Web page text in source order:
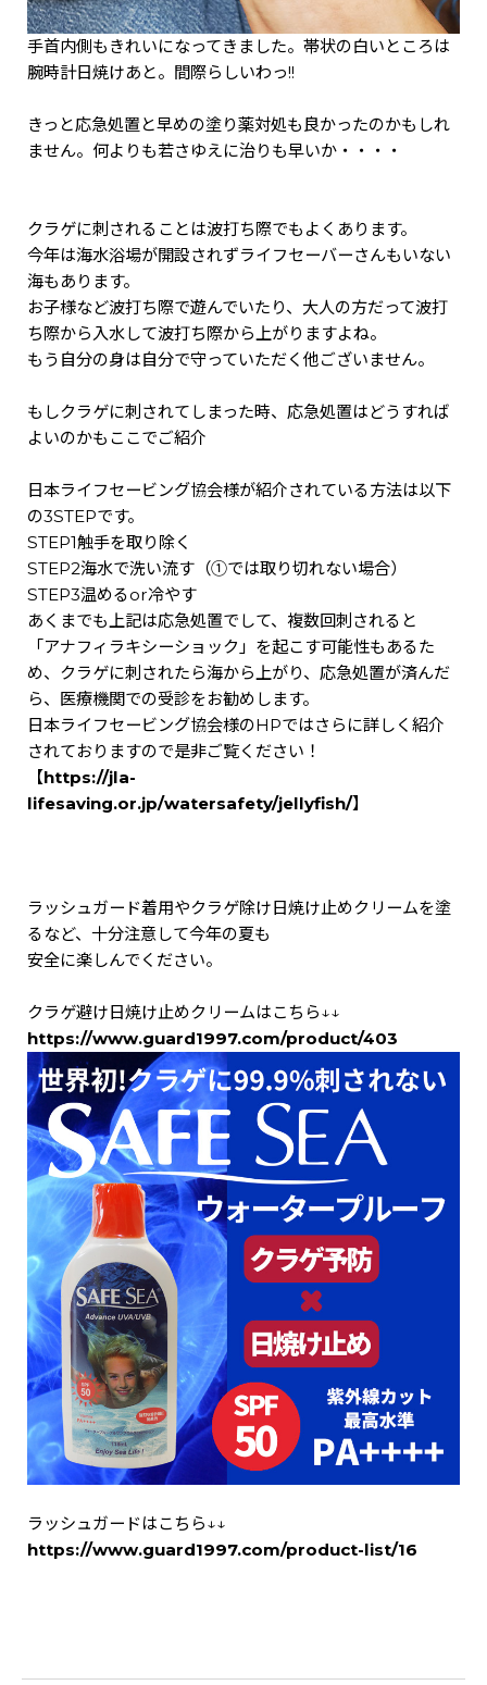
手首内側もきれいになってきました。帯状の白いところは
腕時計日焼けあと。間際らしいわっ!!
きっと応急処置と早めの塗り薬対処も良かったのかもしれ
ません。何よりも若さゆえに治りも早いか・・・・
クラゲに刺されることは波打ち際でもよくあります。
今年は海水浴場が開設されずライフセーバーさんもいない
海もあります。
お子様など波打ち際で遊んでいたり、大人の方だって波打
ち際から入水して波打ち際から上がりますよね。
もう自分の身は自分で守っていただく他ございません。
もしクラゲに刺されてしまった時、応急処置はどうすれば
よいのかもここでご紹介
日本ライフセービング協会様が紹介されている方法は以下
の3STEPです。
STEP1触手を取り除く
STEP2海水で洗い流す（①では取り切れない場合）
STEP3温めるor冷やす
あくまでも上記は応急処置でして、複数回刺されると
「アナフィラキシーショック」を起こす可能性もあるた
め、クラゲに刺されたら海から上がり、応急処置が済んだ
ら、医療機関での受診をお勧めします。
日本ライフセービング協会様のHPではさらに詳しく紹介
されておりますので是非ご覧ください！
【https://jla-
lifesaving.or.jp/watersafety/jellyfish/】
ラッシュガード着用やクラゲ除け日焼け止めクリームを塗
るなど、十分注意して今年の夏も
安全に楽しんでください。
クラゲ避け日焼け止めクリームはこちら↓↓
https://www.guard1997.com/product/403
ラッシュガードはこちら↓↓
https://www.guard1997.com/product-list/16